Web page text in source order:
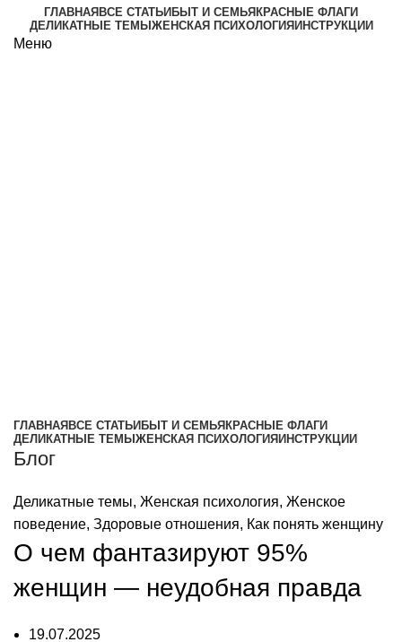
ГЛАВНАЯ ВСЕ СТАТЬИ БЫТ И СЕМЬЯ КРАСНЫЕ ФЛАГИ
ДЕЛИКАТНЫЕ ТЕМЫ ЖЕНСКАЯ ПСИХОЛОГИЯ ИНСТРУКЦИИ
Меню
ГЛАВНАЯ ВСЕ СТАТЬИ БЫТ И СЕМЬЯ КРАСНЫЕ ФЛАГИ
ДЕЛИКАТНЫЕ ТЕМЫ ЖЕНСКАЯ ПСИХОЛОГИЯ ИНСТРУКЦИИ
Блог
Деликатные темы, Женская психология, Женское
поведение, Здоровые отношения, Как понять женщину
О чем фантазируют 95%
женщин — неудобная правда
19.07.2025